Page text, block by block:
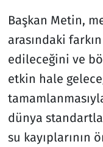
Başkan Metin,
arasındaki
edileceğini ve
etkin hale
dünya
su kayıplarının